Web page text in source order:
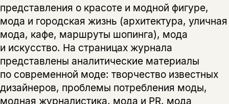
представления о красоте и модной фигуре,
мода и городская жизнь (архитектура, уличная
мода, кафе, маршруты шопинга), мода
и искусство. На страницах журнала
представлены аналитические материалы
по современной моде: творчество известных
дизайнеров, проблемы потребления моды,
модная журналистика, мода и PR, мода